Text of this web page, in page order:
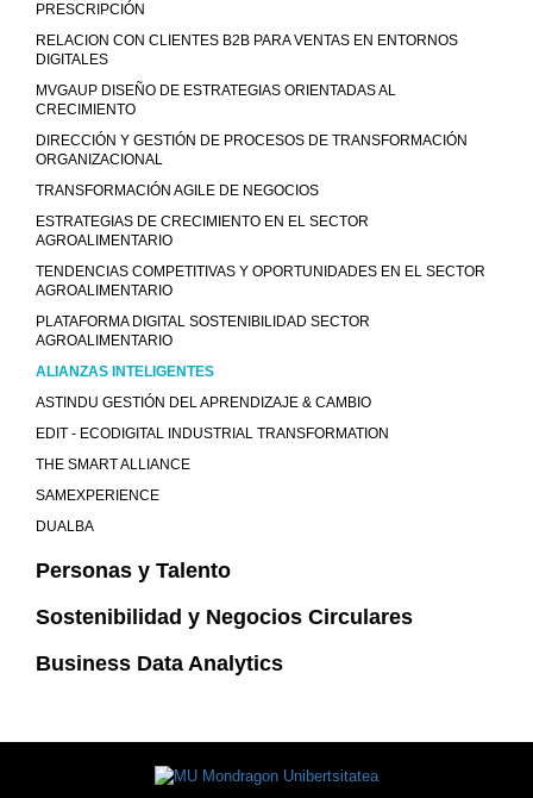
PRESCRIPCIÓN
RELACION CON CLIENTES B2B PARA VENTAS EN ENTORNOS
DIGITALES
MVGAUP DISEÑO DE ESTRATEGIAS ORIENTADAS AL
CRECIMIENTO
DIRECCIÓN Y GESTIÓN DE PROCESOS DE TRANSFORMACIÓN
ORGANIZACIONAL
TRANSFORMACIÓN AGILE DE NEGOCIOS
ESTRATEGIAS DE CRECIMIENTO EN EL SECTOR
AGROALIMENTARIO
TENDENCIAS COMPETITIVAS Y OPORTUNIDADES EN EL SECTOR
AGROALIMENTARIO
PLATAFORMA DIGITAL SOSTENIBILIDAD SECTOR
AGROALIMENTARIO
ALIANZAS INTELIGENTES
ASTINDU GESTIÓN DEL APRENDIZAJE & CAMBIO
EDIT - ECODIGITAL INDUSTRIAL TRANSFORMATION
THE SMART ALLIANCE
SAMEXPERIENCE
DUALBA
Personas y Talento
Sostenibilidad y Negocios Circulares
Business Data Analytics